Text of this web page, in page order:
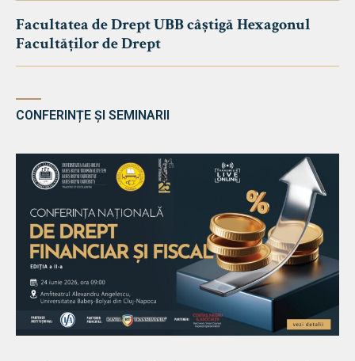
Facultatea de Drept UBB câștigă Hexagonul
Facultăților de Drept
CONFERINȚE ȘI SEMINARII